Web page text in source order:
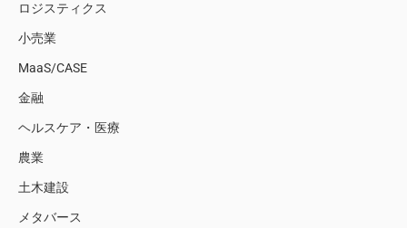
ロジスティクス
小売業
MaaS/CASE
金融
ヘルスケア・医療
農業
土木建設
メタバース